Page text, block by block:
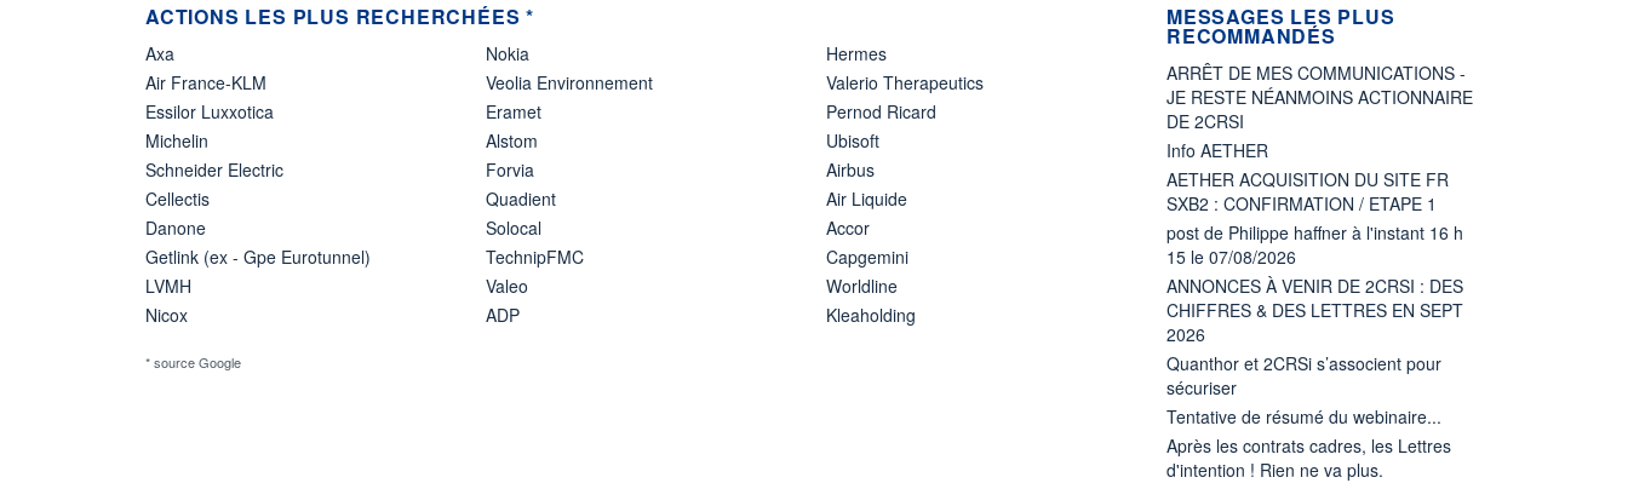
ACTIONS LES PLUS RECHERCHÉES *
Axa
Air France-KLM
Essilor Luxxotica
Michelin
Schneider Electric
Cellectis
Danone
Getlink (ex - Gpe Eurotunnel)
LVMH
Nicox
Nokia
Veolia Environnement
Eramet
Alstom
Forvia
Quadient
Solocal
TechnipFMC
Valeo
ADP
Hermes
Valerio Therapeutics
Pernod Ricard
Ubisoft
Airbus
Air Liquide
Accor
Capgemini
Worldline
Kleaholding
* source Google
MESSAGES LES PLUS
RECOMMANDÉS
ARRÊT DE MES COMMUNICATIONS -
JE RESTE NÉANMOINS ACTIONNAIRE
DE 2CRSI
Info AETHER
AETHER ACQUISITION DU SITE FR
SXB2 : CONFIRMATION / ETAPE 1
post de Philippe haffner à l'instant 16 h
15 le 07/08/2026
ANNONCES À VENIR DE 2CRSI : DES
CHIFFRES & DES LETTRES EN SEPT
2026
Quanthor et 2CRSi s’associent pour
sécuriser
Tentative de résumé du webinaire...
Après les contrats cadres, les Lettres
d'intention ! Rien ne va plus.